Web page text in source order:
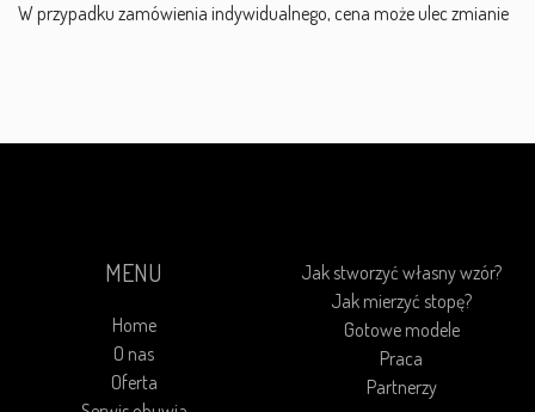
W przypadku zamówienia indywidualnego, cena może ulec zmianie
MENU
Home
O nas
Oferta
Jak stworzyć własny wzór?
Jak mierzyć stopę?
Gotowe modele
Praca
Partnerzy